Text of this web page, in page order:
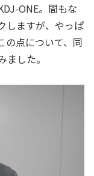
ONE。間もな
しますが、やっぱ
の点について、同
した。